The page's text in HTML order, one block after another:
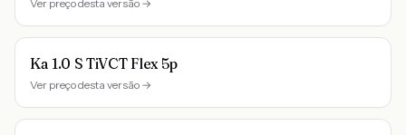
Ver preço desta versão →
Ka 1.0 S TiVCT Flex 5p
Ver preço desta versão →